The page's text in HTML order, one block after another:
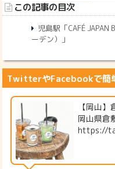
この記事の目次
児島駅「CAFÉ JAPAN
ーデン）」
TwitterやFacebookで簡
【岡山】
岡山県倉
https://